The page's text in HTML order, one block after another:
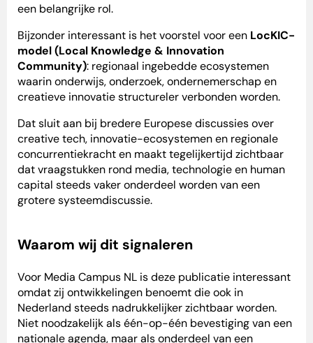
een belangrijke rol.
Bijzonder interessant is het voorstel voor een LocKIC-
model (Local Knowledge & Innovation
Community): regionaal ingebedde ecosystemen
waarin onderwijs, onderzoek, ondernemerschap en
creatieve innovatie structureler verbonden worden.
Dat sluit aan bij bredere Europese discussies over
creative tech, innovatie-ecosystemen en regionale
concurrentiekracht en maakt tegelijkertijd zichtbaar
dat vraagstukken rond media, technologie en human
capital steeds vaker onderdeel worden van een
grotere systeemdiscussie.
Waarom wij dit signaleren
Voor Media Campus NL is deze publicatie interessant
omdat zij ontwikkelingen benoemt die ook in
Nederland steeds nadrukkelijker zichtbaar worden.
Niet noodzakelijk als één-op-één bevestiging van een
nationale agenda, maar als onderdeel van een